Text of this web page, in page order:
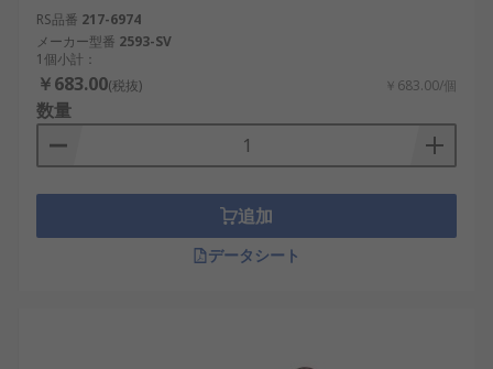
RS品番 217-6974
メーカー型番 2593-SV
1個小計：
￥683.00(税抜) ￥683.00/個
数量
追加
データシート